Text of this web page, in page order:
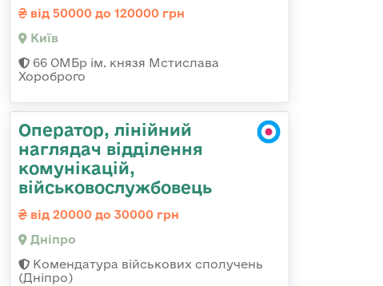
від 50000 до 120000 грн
Київ
66 ОМБр ім. князя Мстислава
Хороброго
Оператор, лінійний
наглядач відділення
комунікацій,
військовослужбовець
від 20000 до 30000 грн
Дніпро
Комендатура військових сполучень
(Дніпро)